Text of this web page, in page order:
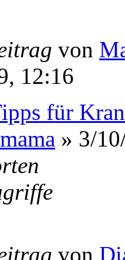
von
12:16
für
» 3/
von